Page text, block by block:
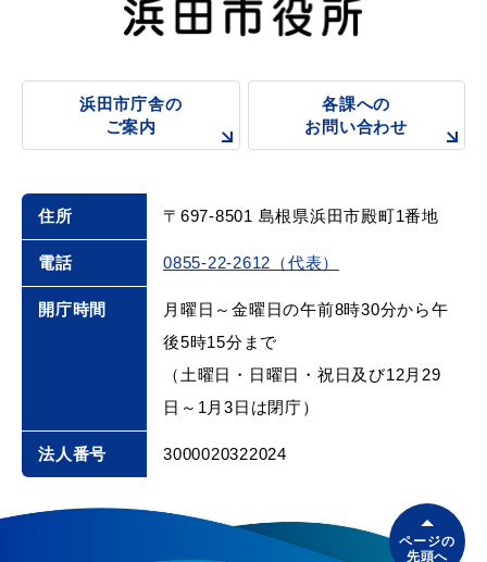
浜田市庁舎の
ご案内
各課への
お問い合わせ
住所 〒697-8501 島根県浜田市殿町1番地
電話 0855-22-2612（代表）
開庁時間
月曜日～金曜日の午前8時30分から午
後5時15分まで
（土曜日・日曜日・祝日及び12月29
日～1月3日は閉庁）
法人番号 3000020322024
ページの
先頭へ